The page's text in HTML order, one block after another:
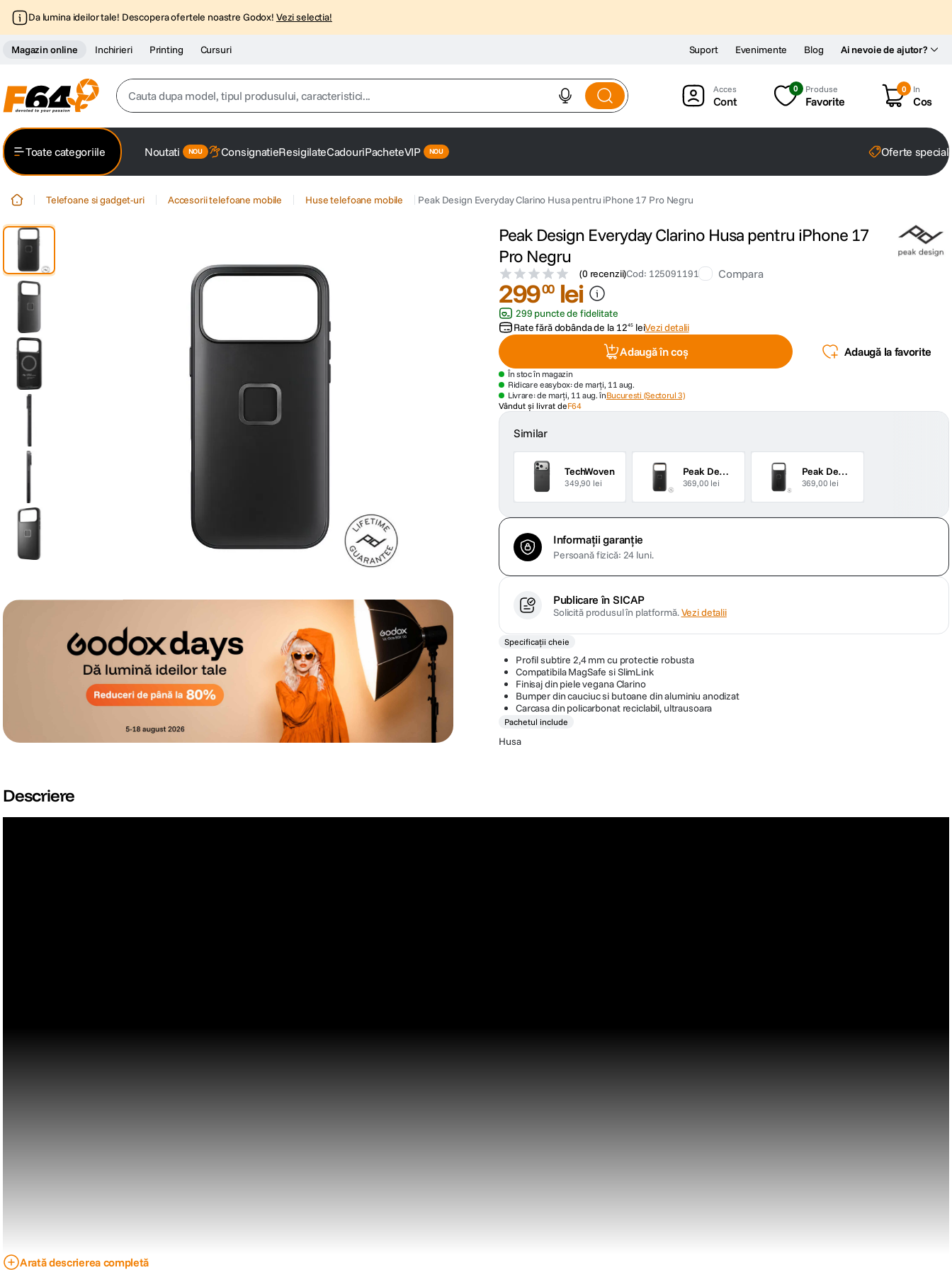
Da lumina ideilor tale! Descopera ofertele noastre Godox! Vezi selectia!
Magazin online Inchirieri Printing Cursuri Ai nevoie de ajutor?
Suport Evenimente Blog
Cauta dupa model, tipul produsului, caracteristici...
trepied
peak design
lavaliera
sony fx
dji mic mini
dji osmo
Cont
0 Produse
Favorite
0 In
Cos
Toate categoriile Noutati ConsignatieResigilateCadouriPacheteVIP Oferte
Telefoane si gadget-uri Accesorii telefoane mobile Huse telefoane mobile Peak Design Everyday Clarino Husa pentru iPhone 17 Pro Negru
Peak Design Everyday Clarino Husa pentru iPhone 17
Pro Negru
(0 recenzii)Cod: 125091191 Compara
29900 lei
299 puncte de fidelitate
Rate fără dobânda de la 1245 leiVezi detalii
Adaugă în coș Adaugă la favorite
În stoc în magazin
Ridicare easybox: de marți, 11 aug.
Livrare: de marți, 11 aug. înBucuresti (Sectorul 3)
Vândut și livrat deF64
Similar
TechWoven
349,90 lei
Peak Design GNAR
369,00 lei
Peak Design Clarino Loop
369,00 lei
Informații garanție
Persoană fizică: 24 luni.
Publicare în SICAP
Solicită produsul în platformă.Vezi detalii
Specificații cheie
Profil subtire 2,4 mm cu protectie robusta
Compatibila MagSafe si SlimLink
Finisaj din piele vegana Clarino
Bumper din cauciuc si butoane din aluminiu anodizat
Carcasa din policarbonat reciclabil, ultrausoara
Pachetul include
Husa
Descriere
Arată descrierea completă